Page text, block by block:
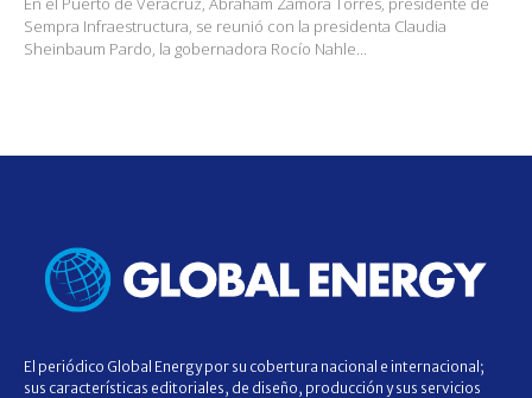
Sempra Infraestructura, se reunió con la presidenta Claudia
Sheinbaum Pardo, la gobernadora Rocío Nahle...
El periódico Global Energy por su cobertura nacional e internacional;
sus características editoriales, de diseño, producción y sus servicios